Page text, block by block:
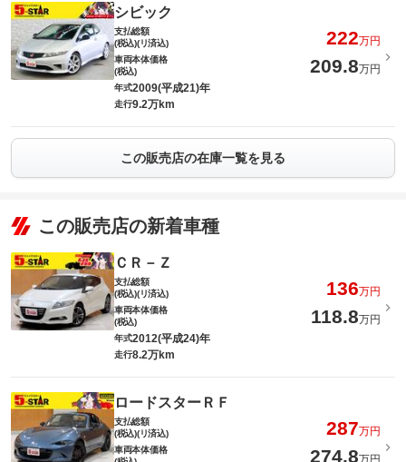
シビック
支払総額
(税込)(リ済込)
222万円
車両本体価格
(税込)
209.8万円
年式2009(平成21)年
走行9.2万km
この販売店の在庫一覧を見る
この販売店の新着車種
ＣＲ－Ｚ
支払総額
(税込)(リ済込)
136万円
車両本体価格
(税込)
118.8万円
年式2012(平成24)年
走行8.2万km
ロードスターＲＦ
支払総額
(税込)(リ済込)
287万円
車両本体価格
274.8万円